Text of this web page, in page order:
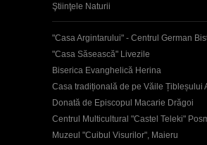
Ştiinţele Naturii
"Casa Argintarului" - Centrul German
"Casa Săsească" Livezile
Biserica Evanghelică Herina
Casa tradițională de pe Văile Țibleșului
Donată de Episcopul Macarie Drăgoi
Centrul Multicultural "Castel Teleki"
Muzeul "Cuibul Visurilor", Maieru